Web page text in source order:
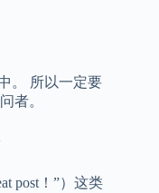
。 所以一定要
者。
post！”）这类